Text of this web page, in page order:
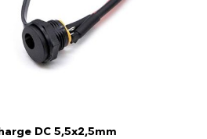
DC 5,5x2,5mm